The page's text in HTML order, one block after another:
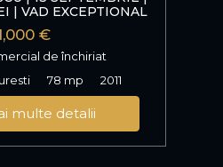
| VAD EXCEPTIONAL
€
de închiriat
78 mp 2011
multe detalii